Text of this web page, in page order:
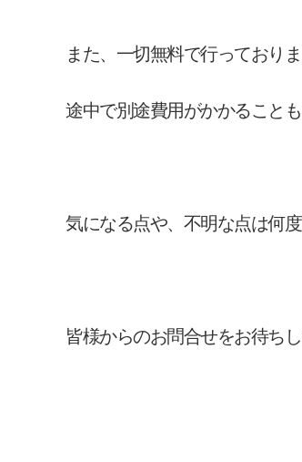
また、一切無料で行っておりま
途中で別途費用がかかること
気になる点や、不明な点は何
皆様からのお問合せをお待ちし